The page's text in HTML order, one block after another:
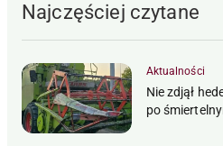
Najczęściej czytane
Aktualności
Nie zdjął
po